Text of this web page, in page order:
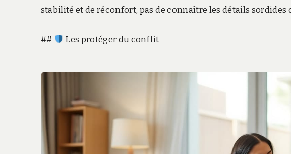
stabilité et de réconfort, pas de connaître les détails sordides
## Les protéger du conflit